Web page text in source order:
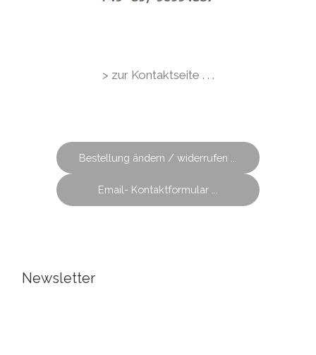
> zur Kontaktseite . . .
Bestellung ändern / widerrufen ...
Email- Kontaktformular ...
Newsletter